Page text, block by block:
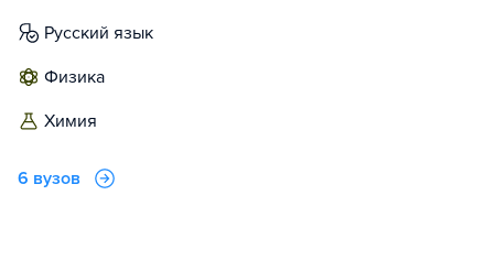
русский язык
физика
химия
6 вузов